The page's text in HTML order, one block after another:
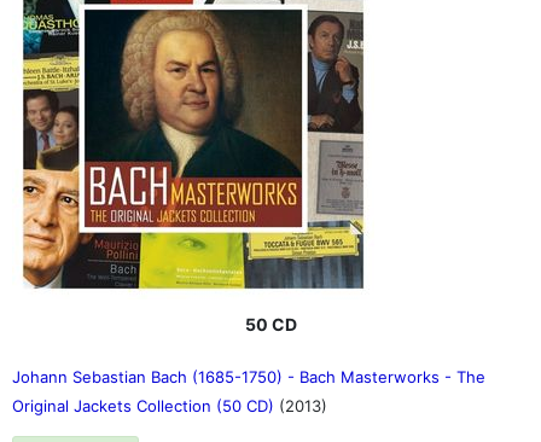
50 CD
Johann Sebastian Bach (1685-1750) - Bach Masterworks - The
Original Jackets Collection (50 CD) (2013)